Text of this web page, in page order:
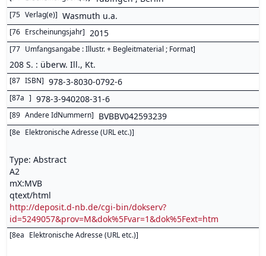
[75 Verlag(e)] Wasmuth u.a.
[76 Erscheinungsjahr] 2015
[77 Umfangsangabe : Illustr. + Begleitmaterial ; Format]
208 S. : überw. Ill., Kt.
[87 ISBN] 978-3-8030-0792-6
[87a ] 978-3-940208-31-6
[89 Andere IdNummern] BVBBV042593239
[8e Elektronische Adresse (URL etc.)]
Type: Abstract
A2
mX:MVB
qtext/html
http://deposit.d-nb.de/cgi-bin/dokserv?
id=5249057&prov=M&dok%5Fvar=1&dok%5Fext=htm
[8ea Elektronische Adresse (URL etc.)]